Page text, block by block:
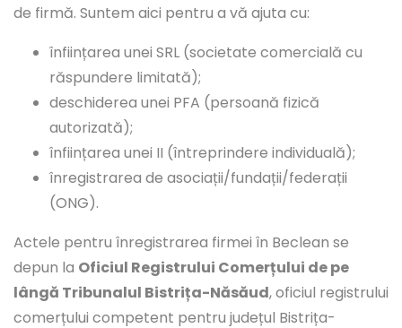
de firmă. Suntem aici pentru a vă ajuta cu:
înființarea unei SRL (societate comercială cu
răspundere limitată);
deschiderea unei PFA (persoană fizică
autorizată);
înființarea unei II (întreprindere individuală);
înregistrarea de asociații/fundații/federații
(ONG).
Actele pentru înregistrarea firmei în Beclean se
depun la Oficiul Registrului Comerțului de pe
lângă Tribunalul Bistrița-Năsăud, oficiul registrului
comerțului competent pentru județul Bistrița-